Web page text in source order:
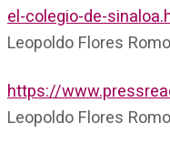
el-colegio-de-
Leopoldo Flores
https://
Leopoldo Flores